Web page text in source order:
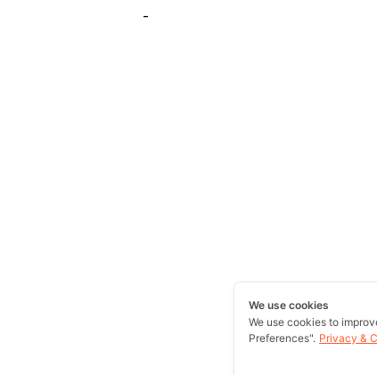
-
We use cookies
We use cookies to
Preferences". Privacy &